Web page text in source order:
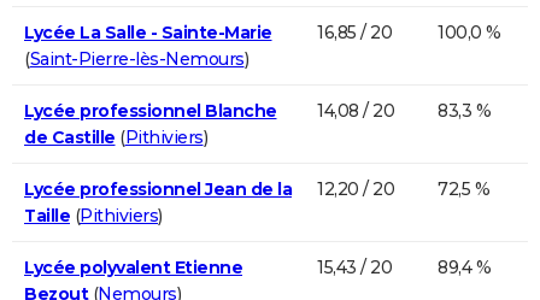
Lycée La Salle - Sainte-Marie
(Saint-Pierre-lès-Nemours)
16,85 / 20 100,0 %
Lycée professionnel Blanche
de Castille (Pithiviers)
14,08 / 20 83,3 %
Lycée professionnel Jean de la
Taille (Pithiviers)
12,20 / 20 72,5 %
Lycée polyvalent Etienne
Bezout(Nemours)
15,43 / 20 89,4 %